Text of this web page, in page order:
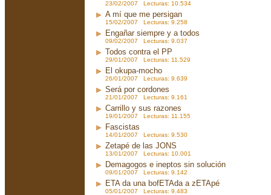
23/02/2007 Lecturas: 10.534
A mí que me persigan
15/02/2007 Lecturas: 9.258
Engañar siempre y a todos
09/02/2007 Lecturas: 9.037
Todos contra el PP
29/01/2007 Lecturas: 11.529
El okupa-mocho
26/01/2007 Lecturas: 9.639
Será por cordones
21/01/2007 Lecturas: 9.161
Carrillo y sus razones
19/01/2007 Lecturas: 11.155
Fascistas
14/01/2007 Lecturas: 9.530
Zetapé de las JONS
13/01/2007 Lecturas: 10.001
Demagogos e ineptos sin solución
09/01/2007 Lecturas: 9.142
ETA da una bofETAda a zETApé
05/01/2007 Lecturas: 9.483